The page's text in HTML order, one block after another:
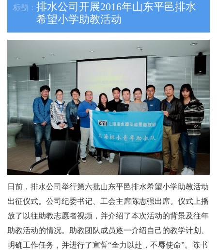
排水公司开展2016年山东平邑排水
希望小学助教活动
日前，排水公司举行第六批山东平邑排水希望小学助教活动
出征仪式。公司纪委书记、工会主席陈志强出席。仪式上播
放了以往助教志愿者视频，并介绍了本次活动的背景及往年
助教活动的情况。助教团队成员逐一介绍自己的教学计划、
明确工作任务，并进行了宣誓“全力以赴，不辱使命”。陈书